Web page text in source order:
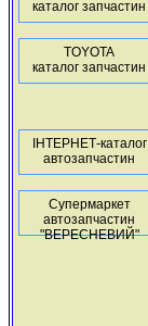
каталог запчастин
TOYOTA
каталог запчастин
ІНТЕРНЕТ-каталог
автозапчастин
Супермаркет
автозапчастин
"ВЕРЕСНЕВИЙ"